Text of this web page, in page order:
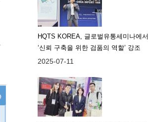
HQTS KOREA, 글로벌유통세미나에서
‘신뢰 구축을 위한 검품의 역할’ 강조
2025-07-11